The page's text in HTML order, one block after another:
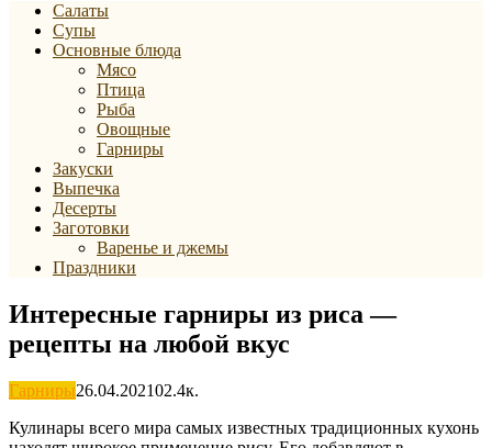
Салаты
Супы
Основные блюда
Мясо
Птица
Рыба
Овощные
Гарниры
Закуски
Выпечка
Десерты
Заготовки
Варенье и джемы
Праздники
Интересные гарниры из риса —
рецепты на любой вкус
Гарниры26.04.202102.4к.
Кулинары всего мира самых известных традиционных кухонь